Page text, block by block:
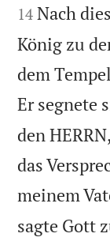
14 Nach
König zu
dem
Er segnete
den
das
meinem
sagte Gott